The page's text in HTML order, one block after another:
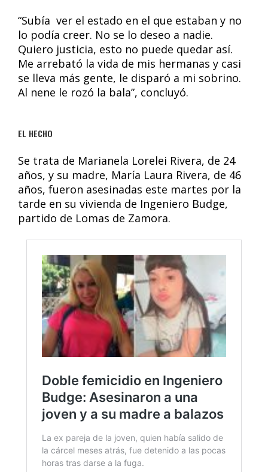
“Subía ver el estado en el que estaban y no
lo podía creer. No se lo deseo a nadie.
Quiero justicia, esto no puede quedar así.
Me arrebató la vida de mis hermanas y casi
se lleva más gente, le disparó a mi sobrino.
Al nene le rozó la bala”, concluyó.
EL HECHO
Se trata de Marianela Lorelei Rivera, de 24
años, y su madre, María Laura Rivera, de 46
años, fueron asesinadas este martes por la
tarde en su vivienda de Ingeniero Budge,
partido de Lomas de Zamora.